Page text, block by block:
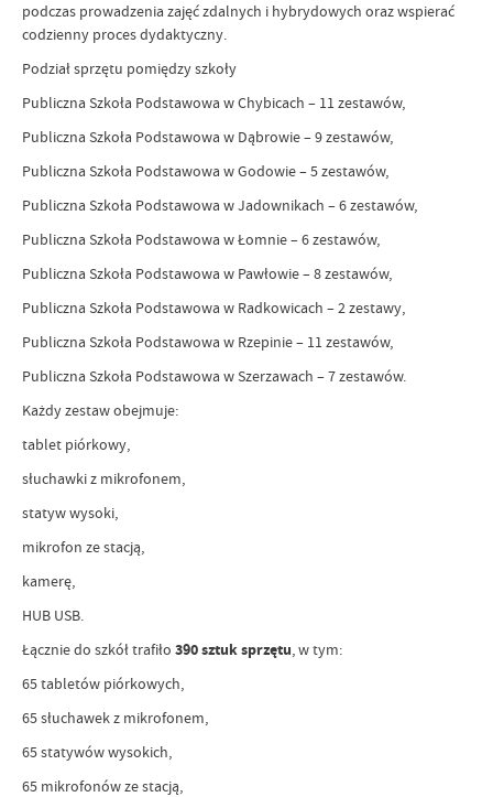
podczas prowadzenia zajęć zdalnych i hybrydowych oraz wspierać
codzienny proces dydaktyczny.
Podział sprzętu pomiędzy szkoły
Publiczna Szkoła Podstawowa w Chybicach – 11 zestawów,
Publiczna Szkoła Podstawowa w Dąbrowie – 9 zestawów,
Publiczna Szkoła Podstawowa w Godowie – 5 zestawów,
Publiczna Szkoła Podstawowa w Jadownikach – 6 zestawów,
Publiczna Szkoła Podstawowa w Łomnie – 6 zestawów,
Publiczna Szkoła Podstawowa w Pawłowie – 8 zestawów,
Publiczna Szkoła Podstawowa w Radkowicach – 2 zestawy,
Publiczna Szkoła Podstawowa w Rzepinie – 11 zestawów,
Publiczna Szkoła Podstawowa w Szerzawach – 7 zestawów.
Każdy zestaw obejmuje:
tablet piórkowy,
słuchawki z mikrofonem,
statyw wysoki,
mikrofon ze stacją,
kamerę,
HUB USB.
Łącznie do szkół trafiło 390 sztuk sprzętu, w tym:
65 tabletów piórkowych,
65 słuchawek z mikrofonem,
65 statywów wysokich,
65 mikrofonów ze stacją,